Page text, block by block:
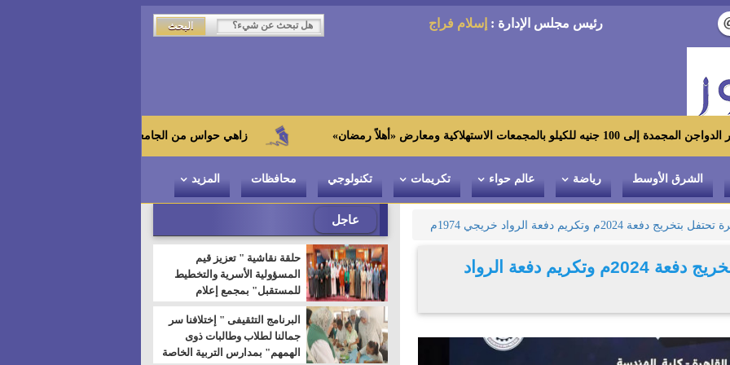
رئيس مجلس الإدارة : إسلام فراج
زاهي حواس من الجامعة اليابانية : "توت عنخ آمون" هو بطل المتحف رمضان»
الشرق الأوسط رياضة عالم حواء تكريمات تكنولوجي محافظات المزيد
2024م وتكريم دفعة الرواد خريجي 1974م
هندسة جامعة القاهرة تحتفل بتخريج دفعة 2024م وتكريم دفعة الرواد
عاجل
حلقة نقاشية " تعزيز قيم
المسؤولية الأسرية والتخطيط
للمستقبل" بمجمع إعلام
السويس
البرنامج التثقيفى " إختلافنا سر
جمالنا لطلاب وطالبات ذوى
الهمهم" بمدارس التربية الخاصة